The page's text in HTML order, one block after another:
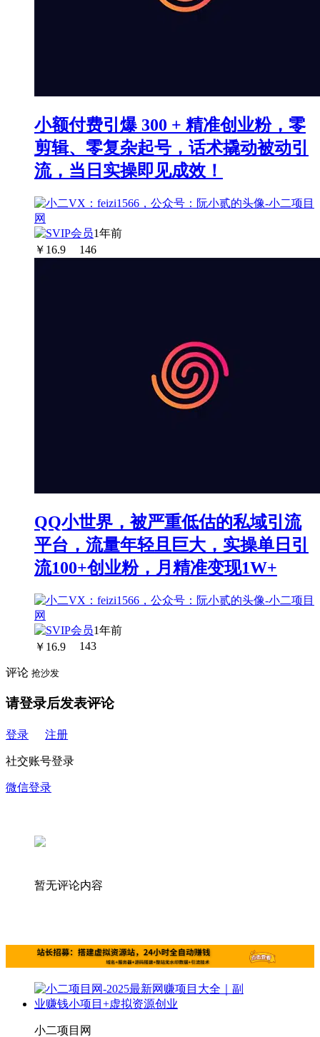
小额付费引爆 300 + 精准创业粉，零
剪辑、零复杂起号，话术撬动被动引
流，当日实操即见成效！
1年前
￥ 16.9 146
QQ小世界，被严重低估的私域引流
平台，流量年轻且巨大，实操单日引
流100+创业粉，月精准变现1W+
1年前
￥ 16.9 143
评论 抢沙发
请登录后发表评论
登录 注册
社交账号登录
微信登录
暂无评论内容
小二项目网